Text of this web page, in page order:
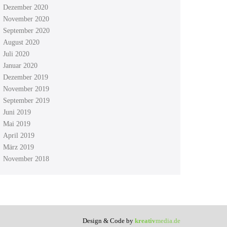
Dezember 2020
November 2020
September 2020
August 2020
Juli 2020
Januar 2020
Dezember 2019
November 2019
September 2019
Juni 2019
Mai 2019
April 2019
März 2019
November 2018
Design & Code by kreativmedia.de